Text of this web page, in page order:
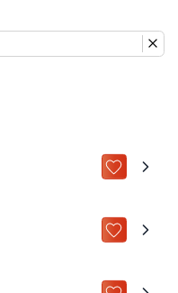
ZU „MEINE
ZU „MEINE